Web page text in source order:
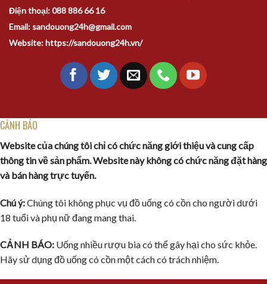
Điện thoại: 088 886 66 16
Email: sandouong24h@gmail.com
Website: https://sandouong24h.vn/
CẢNH BÁO
Website của chúng tôi chỉ có chức năng giới thiệu và cung cấp
thông tin về sản phẩm. Website này không có chức năng đặt hàng
và bán hàng trực tuyến.
Chú ý:Chúng tôi không phục vụ đồ uống có cồn cho người dưới
18 tuổi và phụ nữ đang mang thai.
CẢNH BÁO: Uống nhiều rượu bia có thể gây hại cho sức khỏe.
Hãy sử dụng đồ uống có cồn một cách có trách nhiệm.